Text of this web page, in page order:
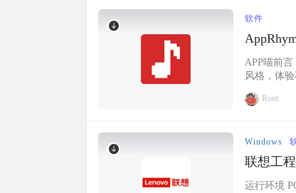
软件
APP喵前
风格，体
辑浏览、
Root
Windows
联想工
运行环境